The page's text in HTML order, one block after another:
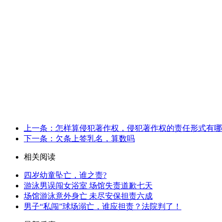
上一条：怎样算侵犯著作权，侵犯著作权的责任形式有
下一条：欠条上签乳名，算数吗
相关阅读
四岁幼童坠亡，谁之责?
游泳男误闯女浴室 场馆失责道歉七天
场馆游泳意外身亡 未尽安保担责六成
男子“私闯”球场溺亡，谁应担责？法院判了！